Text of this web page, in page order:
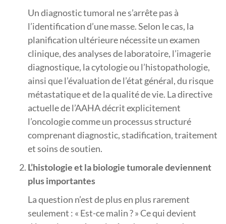
Un diagnostic tumoral ne s’arrête pas à
l’identification d’une masse. Selon le cas, la
planification ultérieure nécessite un examen
clinique, des analyses de laboratoire, l’imagerie
diagnostique, la cytologie ou l’histopathologie,
ainsi que l’évaluation de l’état général, du risque
métastatique et de la qualité de vie. La directive
actuelle de l’AAHA décrit explicitement
l’oncologie comme un processus structuré
comprenant diagnostic, stadification, traitement
et soins de soutien.
L’histologie et la biologie tumorale deviennent
plus importantes
La question n’est de plus en plus rarement
seulement : « Est-ce malin ? » Ce qui devient